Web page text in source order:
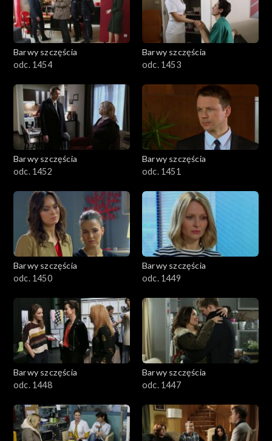
Barwy szczęścia
odc. 1454
Barwy szczęścia
odc. 1453
Barwy szczęścia
odc. 1452
Barwy szczęścia
odc. 1451
Barwy szczęścia
odc. 1450
Barwy szczęścia
odc. 1449
Barwy szczęścia
odc. 1448
Barwy szczęścia
odc. 1447